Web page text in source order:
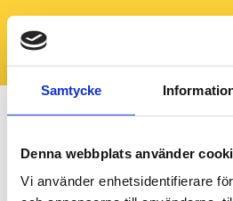
Samtycke
Denna webbplats använder
Vi använder enhetsidentifierare